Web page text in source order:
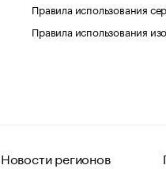
Правила использования
Правила использования
Новости регионов